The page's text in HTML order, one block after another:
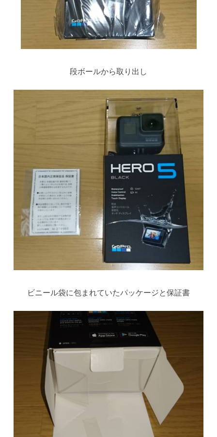
段ボールから取り出し
ビニール袋に包まれていたパッケージと保証書